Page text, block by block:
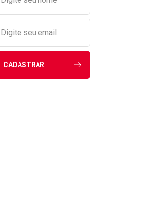
Digite seu email
CADASTRAR